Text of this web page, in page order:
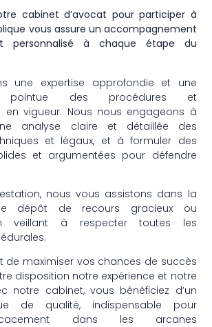
cabinet d’avocat pour participer à
vous assure un accompagnement
personnalisé à chaque étape du
une expertise approfondie et une
pointue des procédures et
en vigueur. Nous nous engageons à
analyse claire et détaillée des
et légaux, et à formuler des
et argumentées pour défendre
nous vous assistons dans la
dépôt de recours gracieux ou
veillant à respecter toutes les
de maximiser vos chances de succès
disposition notre expérience et notre
notre cabinet, vous bénéficiez d’un
de qualité, indispensable pour
dans les arcanes